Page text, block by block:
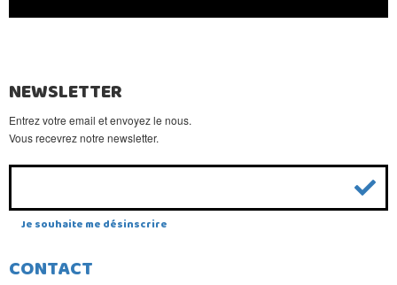
NEWSLETTER
Entrez votre email et envoyez le nous.
Vous recevrez notre newsletter.
Je souhaite me désinscrire
CONTACT